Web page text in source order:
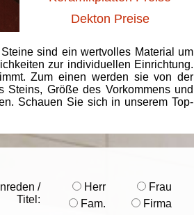
Dekton Preise
sind ein wertvolles Material um
zur individuellen Einrichtung.
Zum einen werden sie von der
Steins, Größe des Vorkommens und
Schauen Sie sich in unserem Top-
/
Titel:
Herr
Frau
Fam.
Firma